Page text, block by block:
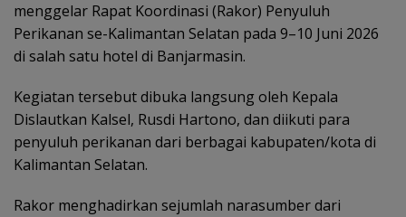
menggelar Rapat Koordinasi (Rakor) Penyuluh
Perikanan se-Kalimantan Selatan pada 9–10 Juni 2026
di salah satu hotel di Banjarmasin.
Kegiatan tersebut dibuka langsung oleh Kepala
Dislautkan Kalsel, Rusdi Hartono, dan diikuti para
penyuluh perikanan dari berbagai kabupaten/kota di
Kalimantan Selatan.
Rakor menghadirkan sejumlah narasumber dari